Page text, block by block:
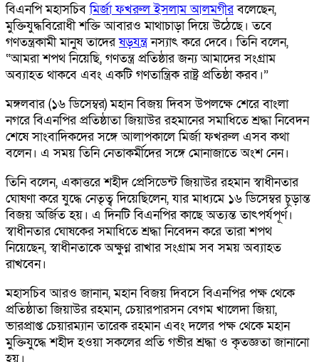
বিএনপি মহাসচিবমির্জা ফখরুল ইসলাম আলমগীরবলেছেন,
মুক্তিযুদ্ধবিরোধী শক্তি আবারও মাথাচাড়া দিয়ে উঠেছে। তবে
গণতন্ত্রকামী মানুষ তাদেরষড়যন্ত্রনস্যাৎ করে দেবে। তিনি বলেন,
“আমরা শপথ নিয়েছি, গণতন্ত্র প্রতিষ্ঠার জন্য আমাদের সংগ্রাম
অব্যাহত থাকবে এবং একটি গণতান্ত্রিক রাষ্ট্র প্রতিষ্ঠা করব।”
মঙ্গলবার (১৬ ডিসেম্বর) মহান বিজয় দিবস উপলক্ষে শেরে বাংলা
নগরে বিএনপির প্রতিষ্ঠাতা জিয়াউর রহমানের সমাধিতে শ্রদ্ধা নিবেদন
শেষে সাংবাদিকদের সঙ্গে আলাপকালে মির্জা ফখরুল এসব কথা
বলেন। এ সময় তিনি নেতাকর্মীদের সঙ্গে মোনাজাতে অংশ নেন।
তিনি বলেন, একাত্তরে শহীদ প্রেসিডেন্ট জিয়াউর রহমান স্বাধীনতার
ঘোষণা করে যুদ্ধে নেতৃত্ব দিয়েছিলেন, যার মাধ্যমে ১৬ ডিসেম্বর চূড়ান্ত
বিজয় অর্জিত হয়। এ দিনটি বিএনপির কাছে অত্যন্ত তাৎপর্যপূর্ণ।
স্বাধীনতার ঘোষকের সমাধিতে শ্রদ্ধা নিবেদন করে তারা শপথ
নিয়েছেন, স্বাধীনতাকে অক্ষুণ্ন রাখার সংগ্রাম সব সময় অব্যাহত
রাখবেন।
মহাসচিব আরও জানান, মহান বিজয় দিবসে বিএনপির পক্ষ থেকে
প্রতিষ্ঠাতা জিয়াউর রহমান, চেয়ারপারসন বেগম খালেদা জিয়া,
ভারপ্রাপ্ত চেয়ারম্যান তারেক রহমান এবং দলের পক্ষ থেকে মহান
মুক্তিযুদ্ধে শহীদ হওয়া সকলের প্রতি গভীর শ্রদ্ধা ও কৃতজ্ঞতা জানানো
হয়।